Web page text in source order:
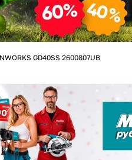
GD40SS 2600807UB